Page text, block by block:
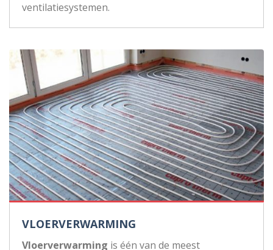
ventilatiesystemen.
VLOERVERWARMING
Vloerverwarming is één van de meest